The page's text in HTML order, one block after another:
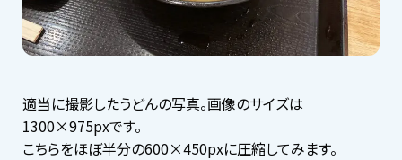
適当に撮影したうどんの写真。画像のサイズは
1300×975pxです。
こちらをほぼ半分の600×450pxに圧縮してみます。